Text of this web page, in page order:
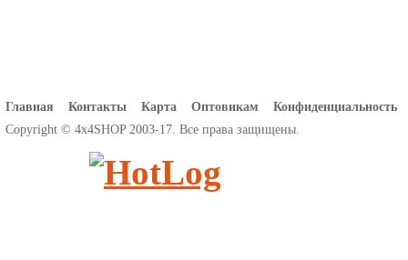
Главная Контакты Карта Оптовикам
Конфиденциальность
Copyright © 4x4SHOP 2003-17. Все права защищены.